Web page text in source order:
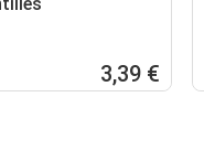
3,39 €